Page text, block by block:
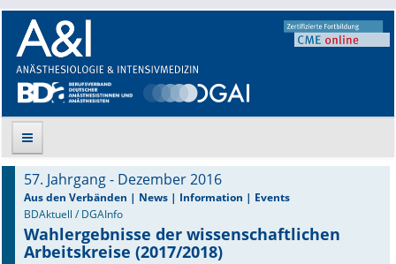
Suche
Aktuelle Ausgabe
57. Jahrgang - Dezember 2016
Aus den Verbänden | News | Information | Events
BDAktuell / DGAInfo
Wahlergebnisse der wissenschaftlichen
Arbeitskreise (2017/2018)